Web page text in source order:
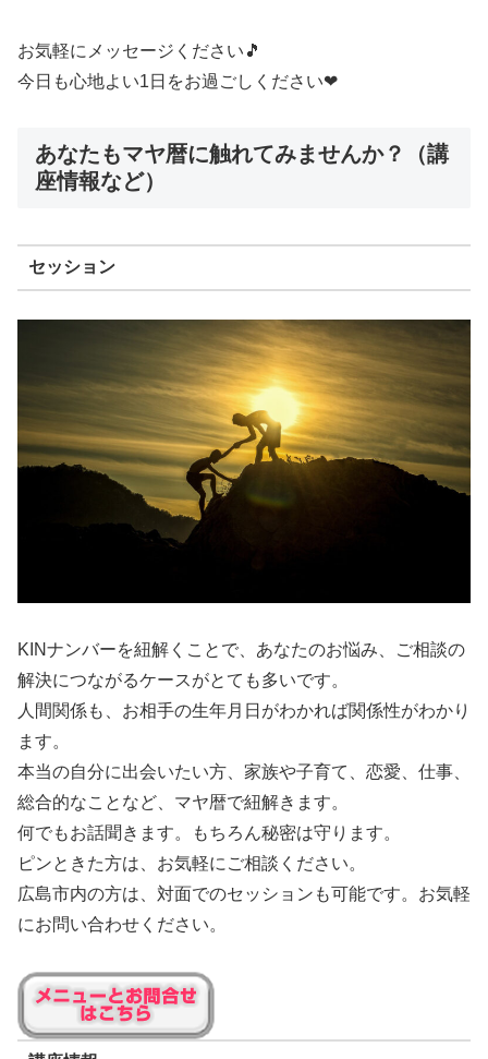
お気軽にメッセージください🎵
今日も心地よい1日をお過ごしください❤
あなたもマヤ暦に触れてみませんか？（講
座情報など）
セッション
KINナンバーを紐解くことで、あなたのお悩み、ご相談の
解決につながるケースがとても多いです。
人間関係も、お相手の生年月日がわかれば関係性がわかり
ます。
本当の自分に出会いたい方、家族や子育て、恋愛、仕事、
総合的なことなど、マヤ暦で紐解きます。
何でもお話聞きます。もちろん秘密は守ります。
ピンときた方は、お気軽にご相談ください。
広島市内の方は、対面でのセッションも可能です。お気軽
にお問い合わせください。